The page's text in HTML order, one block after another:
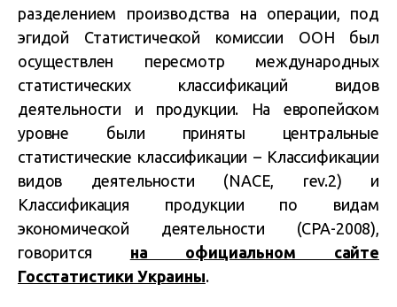
разделением производства на операции, под
эгидой Статистической комиссии ООН был
осуществлен пересмотр международных
статистических классификаций видов
деятельности и продукции. На европейском
уровне были приняты центральные
статистические классификации – Классификации
видов деятельности (NACE, rev.2) и
Классификация продукции по видам
экономической деятельности (СРА-2008),
говорится на официальном сайте
Госстатистики Украины.